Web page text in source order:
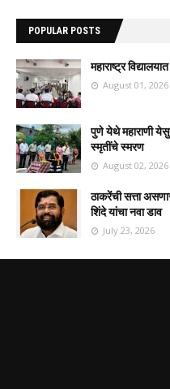
POPULAR POSTS
महाराष्ट्र
August 01, 2026
पुणे येथे महाराणी
स्मृतींचे स्मरण
August 02, 2026
ठाकरेंची सत्ता
शिंदे यांचा नवा डाव
July 23, 2026